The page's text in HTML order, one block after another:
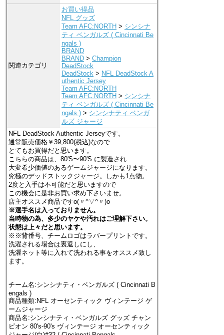
関連カテゴリ
お買い得品
NFL グッズ
Team AFC:NORTH > シンシナ
ティ ベンガルズ ( Cincinnati Be
ngals )
BRAND
BRAND >Champion
DeadStock
DeadStock > NFL DeadStock A
uthentic Jersey
Team AFC:NORTH
Team AFC:NORTH > シンシナ
ティ ベンガルズ ( Cincinnati Be
ngals ) > シンシナティ ベンガ
ルズ ジャージ
NFL DeadStock Authentic Jerseyです。
通常販売価格￥39,800(税込)なので
とてもお買得だと思います。
こちらの商品は、80'S〜90'S に製造され
大変希少価値のあるゲームジャージになります。
究極のデッドストックジャージ。しかも1点物。
2度と入手は不可能だと思いますので
この機会に是非お買い求め下さいませ。
店主オススメ商品ですo(〃^▽^〃)o
※選手名は入っておりません。
当時物の為、多少のヤケや汚れはご理解下さい。
状態は上々だと思います。
※※背番号、チームロゴはラバープリントです。
洗濯される場合は裏返しにし、
洗濯ネット等に入れて洗われる事をオススメ致し
ます。
チーム名:シンシナティ・ベンガルズ ( Cincinnati B
engals )
商品種類:NFL オーセンティック ヴィンテージ ゲ
ームジャージ
商品名:シンシナティ・ベンガルズ グッズ チャン
ピオン 80's-90's ヴィンテージ オーセンティック